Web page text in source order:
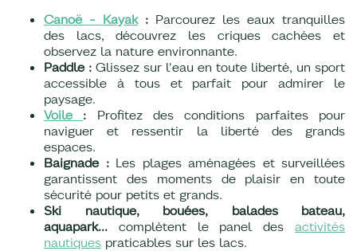
Canoë - Kayak: Parcourez les eaux tranquilles
des lacs, découvrez les criques cachées et
observez la nature environnante.
Paddle : Glissez sur l'eau en toute liberté, un sport
accessible à tous et parfait pour admirer le
paysage.
Voile : Profitez des conditions parfaites pour
naviguer et ressentir la liberté des grands
espaces.
Baignade : Les plages aménagées et surveillées
garantissent des moments de plaisir en toute
sécurité pour petits et grands.
Ski nautique, bouées, balades bateau,
aquapark... complètent le panel desactivités
nautiques praticables sur les lacs.